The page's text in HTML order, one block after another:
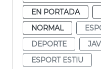
EN PORTADA
NORMAL
DEPORTE
ESPORT ESTIU